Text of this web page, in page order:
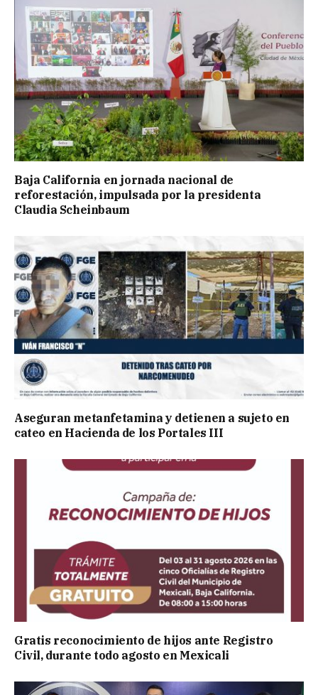
Baja California en jornada nacional de
reforestación, impulsada por la presidenta
Claudia Scheinbaum
Aseguran metanfetamina y detienen a sujeto en
cateo en Hacienda de los Portales III
Gratis reconocimiento de hijos ante Registro
Civil, durante todo agosto en Mexicali